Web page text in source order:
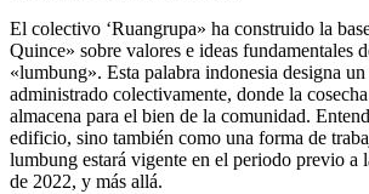
El colectivo ‘Ruangrupa» ha construido la
Quince» sobre valores e ideas fundamentales
«lumbung». Esta palabra indonesia designa
administrado colectivamente, donde la
almacena para el bien de la comunidad.
edificio, sino también como una forma de
lumbung estará vigente en el periodo previo a
de 2022, y más allá.